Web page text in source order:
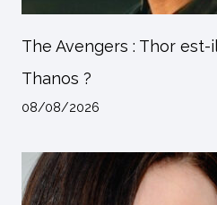
The Avengers : Thor est-
Thanos ?
08/08/2026